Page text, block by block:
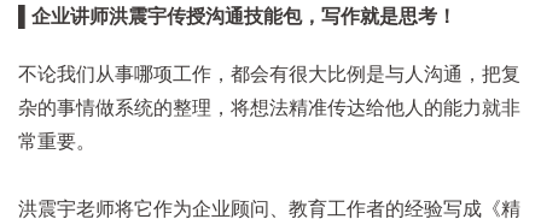
▌企业讲师洪震宇传授沟通技能包，写作就是思考！
不论我们从事哪项工作，都会有很大比例是与人沟通，把复
杂的事情做系统的整理，将想法精准传达给他人的能力就非
常重要。
洪震宇老师将它作为企业顾问、教育工作者的经验写成《精